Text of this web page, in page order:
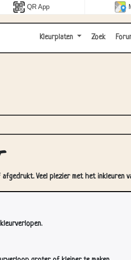
QR App
Kleurplaten Zoek
Veel plezier met het inkleuren